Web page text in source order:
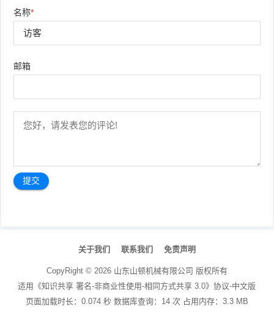
名称*
邮箱
关于我们 联系我们 免责声明
CopyRight © 2026 山东山顿机械有限公司 版权所有
适用《知识共享 署名-非商业性使用-相同方式共享 3.0》协议-中文版
页面加载时长：0.074 秒 数据库查询：14 次 占用内存：3.3 MB